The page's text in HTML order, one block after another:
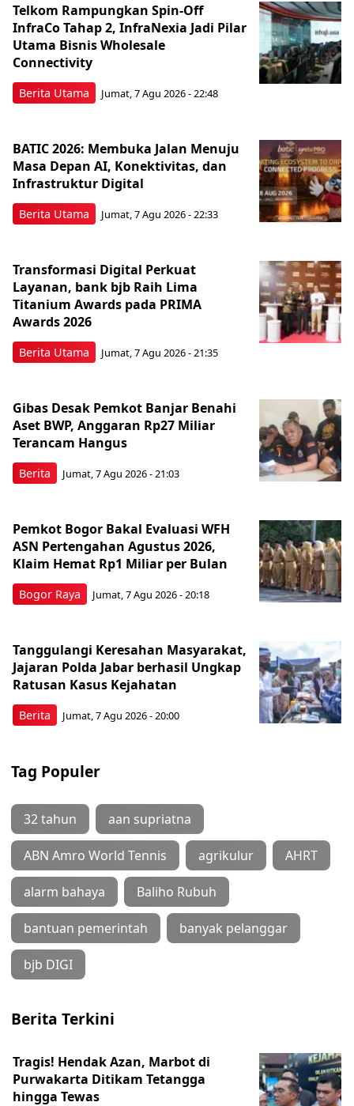
Berita Utama
Telkom Rampungkan Spin-Off
InfraCo Tahap 2, InfraNexia Jadi Pilar
Utama Bisnis Wholesale
Connectivity
Jumat, 7 Agu 2026 - 22:48
Berita Utama
BATIC 2026: Membuka Jalan Menuju
Masa Depan AI, Konektivitas, dan
Infrastruktur Digital
Jumat, 7 Agu 2026 - 22:33
Berita Utama
Transformasi Digital Perkuat
Layanan, bank bjb Raih Lima
Titanium Awards pada PRIMA
Awards 2026
Jumat, 7 Agu 2026 - 21:35
Berita
Gibas Desak Pemkot Banjar Benahi
Aset BWP, Anggaran Rp27 Miliar
Terancam Hangus
Jumat, 7 Agu 2026 - 21:03
Bogor Raya
Pemkot Bogor Bakal Evaluasi WFH
ASN Pertengahan Agustus 2026,
Klaim Hemat Rp1 Miliar per Bulan
Jumat, 7 Agu 2026 - 20:18
Berita
Tanggulangi Keresahan Masyarakat,
Jajaran Polda Jabar berhasil Ungkap
Ratusan Kasus Kejahatan
Jumat, 7 Agu 2026 - 20:00
Tag Populer
32 tahun aan supriatna
ABN Amro World Tennis agrikulur AHRT
alarm bahaya Baliho Rubuh
bantuan pemerintah banyak pelanggar
bjb DIGI
Berita Terkini
Tragis! Hendak Azan, Marbot di
Purwakarta Ditikam Tetangga
hingga Tewas